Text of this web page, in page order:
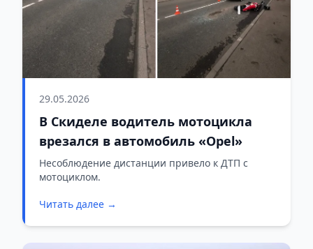
29.05.2026
В Скиделе водитель мотоцикла
врезался в автомобиль «Opel»
Несоблюдение дистанции привело к ДТП с
мотоциклом.
Читать далее →